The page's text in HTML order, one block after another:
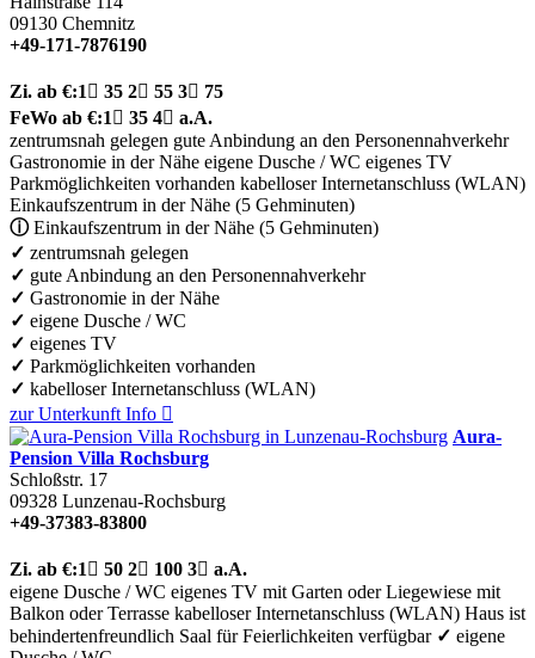
09130 Chemnitz
+49-171-7876190
Zi. ab €:1  35 2 55 3 75
FeWo ab €:1  35 4 a.A.
zentrumsnah gelegen gute Anbindung an den Personennahverkehr
Gastronomie in der Nähe eigene Dusche / WC eigenes TV
Parkmöglichkeiten vorhanden kabelloser Internetanschluss (WLAN)
Einkaufszentrum in der Nähe (5 Gehminuten)
ⓘEinkaufszentrum in der Nähe (5 Gehminuten)
✓ zentrumsnah gelegen
✓ gute Anbindung an den Personennahverkehr
✓ Gastronomie in der Nähe
✓ eigene Dusche / WC
✓ eigenes TV
✓ Parkmöglichkeiten vorhanden
✓ kabelloser Internetanschluss (WLAN)
zur Unterkunft Info 
Aura-
Pension Villa Rochsburg
Schloßstr. 17
09328 Lunzenau-Rochsburg
+49-37383-83800
Zi. ab €:1  50 2 100 3 a.A.
eigene Dusche / WC eigenes TV mit Garten oder Liegewiese mit
Balkon oder Terrasse kabelloser Internetanschluss (WLAN) Haus ist
behindertenfreundlich Saal für Feierlichkeiten verfügbar ✓ eigene